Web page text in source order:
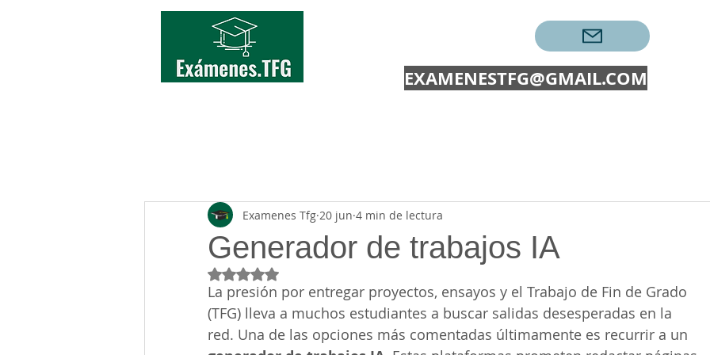
EXAMENESTFG@GMAIL.COM
Generador de trabajos IA
Examenes Tfg 20 jun 4 min de lectura
Obtuvo NaN de 5 estrellas.
La presión por entregar proyectos, ensayos y el Trabajo de Fin de Grado
(TFG) lleva a muchos estudiantes a buscar salidas desesperadas en la
red. Una de las opciones más comentadas últimamente es recurrir a un